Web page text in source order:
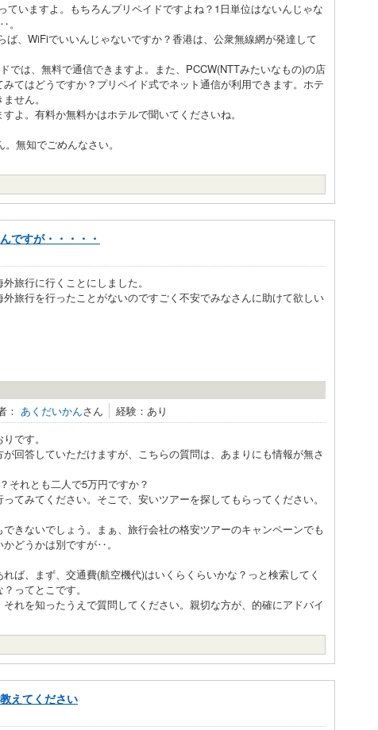
ていますよ。もちろんプリペイドですよね？1日単位はないんじゃな
。
ば、WiFiでいいんじゃないですか？香港は、公衆無線網が発達して
では、無料で通信できますよ。また、PCCW(NTTみたいなもの)の店
てはどうですか？プリペイド式でネット通信が利用できます。ホテ
せん。
よ。有料か無料かはホテルで聞いてくださいね。
無知でごめんなさい。
ですが・・・・・
旅行に行くことにしました。
旅行を行ったことがないのですごく不安でみなさんに助けて欲しい
： あくだいかんさん
経験：あり
です。
回答していただけますが、こちらの質問は、あまりにも情報が無さ
それとも二人で5万円ですか？
てみてください。そこで、安いツアーを探してもらってください。
きないでしょう。まぁ、旅行会社の格安ツアーのキャンペーンでも
どうかは別ですが‥。
ば、まず、交通費(航空機代)はいくらくらいかな？っと検索してく
ってとこです。
れを知ったうえで質問してください。親切な方が、的確にアドバイ
えてください